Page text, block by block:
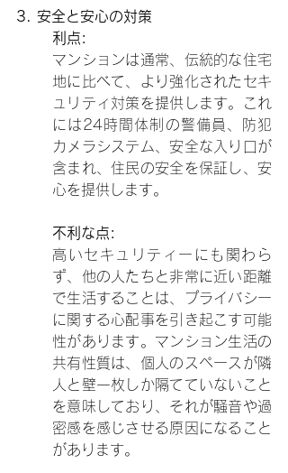
3. 安全と安心の対策
利点:
マンションは通常、伝統的な住宅
地に比べて、より強化されたセキ
ュリティ対策を提供します。これ
には24時間体制の警備員、防犯
カメラシステム、安全な入り口が
含まれ、住民の安全を保証し、安
心を提供します。
不利な点:
高いセキュリティーにも関わら
ず、他の人たちと非常に近い距離
で生活することは、プライバシー
に関する心配事を引き起こす可能
性があります。マンション生活の
共有性質は、個人のスペースが隣
人と壁一枚しか隔てていないこと
を意味しており、それが騒音や過
密感を感じさせる原因になること
があります。